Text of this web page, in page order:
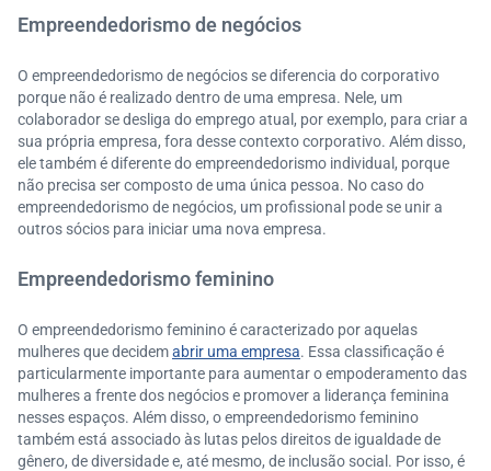
Empreendedorismo de negócios
O empreendedorismo de negócios se diferencia do corporativo
porque não é realizado dentro de uma empresa. Nele, um
colaborador se desliga do emprego atual, por exemplo, para criar a
sua própria empresa, fora desse contexto corporativo. Além disso,
ele também é diferente do empreendedorismo individual, porque
não precisa ser composto de uma única pessoa. No caso do
empreendedorismo de negócios, um profissional pode se unir a
outros sócios para iniciar uma nova empresa.
Empreendedorismo feminino
O empreendedorismo feminino é caracterizado por aquelas
mulheres que decidemabrir uma empresa. Essa classificação é
particularmente importante para aumentar o empoderamento das
mulheres a frente dos negócios e promover a liderança feminina
nesses espaços. Além disso, o empreendedorismo feminino
também está associado às lutas pelos direitos de igualdade de
gênero, de diversidade e, até mesmo, de inclusão social. Por isso, é